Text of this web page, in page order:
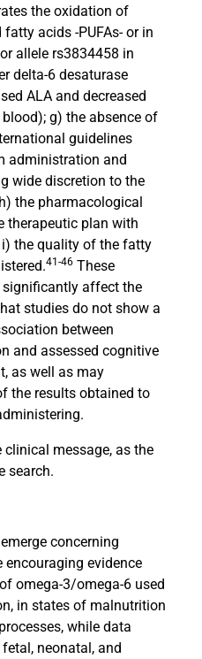
the oxidation of
acids -PUFAs- or in
allele rs3834458 in
delta-6 desaturase
ALA and decreased
blood); g) the absence of
guidelines
administration and
wide discretion to the
the pharmacological
therapeutic plan with
the quality of the fatty
41-46 These
significantly affect the
studies do not show a
between
and assessed cognitive
as well as may
the results obtained to
clinical message, as the
search.
concerning
encouraging evidence
omega-3/omega-6 used
in states of malnutrition
while data
neonatal, and